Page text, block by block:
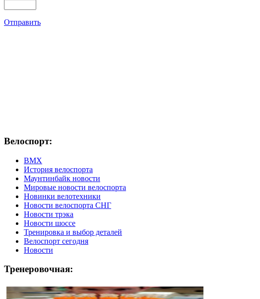
Отправить
Велоспорт:
ВМХ
История велоспорта
Маунтинбайк новости
Мировые новости велоспорта
Новинки велотехники
Новости велоспорта СНГ
Новости трэка
Новости шоссе
Тренировка и выбор деталей
Велоспорт сегодня
Новости
Тренеровочная: